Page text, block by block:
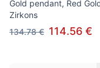
Gold pendant, Red
Zirkons
134.78 € 114.56 €